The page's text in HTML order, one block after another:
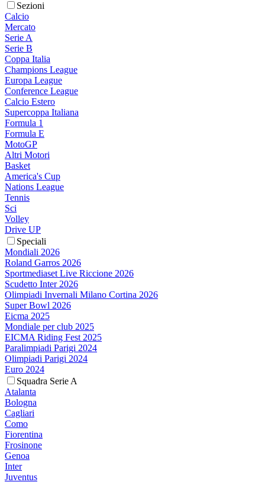
Sezioni
Calcio
Mercato
Serie A
Serie B
Coppa Italia
Champions League
Europa League
Conference League
Calcio Estero
Supercoppa Italiana
Formula 1
Formula E
MotoGP
Altri Motori
Basket
America's Cup
Nations League
Tennis
Sci
Volley
Drive UP
Speciali
Mondiali 2026
Roland Garros 2026
Sportmediaset Live Riccione 2026
Scudetto Inter 2026
Olimpiadi Invernali Milano Cortina 2026
Super Bowl 2026
Eicma 2025
Mondiale per club 2025
EICMA Riding Fest 2025
Paralimpiadi Parigi 2024
Olimpiadi Parigi 2024
Euro 2024
Squadra Serie A
Atalanta
Bologna
Cagliari
Como
Fiorentina
Frosinone
Genoa
Inter
Juventus